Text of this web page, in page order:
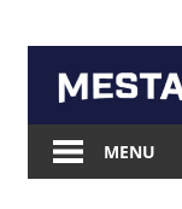
content
Mesta.net
MENU